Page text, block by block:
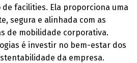
facilities. Ela proporciona uma
segura e alinhada com as
de mobilidade corporativa.
é investir no bem-estar dos
da empresa.